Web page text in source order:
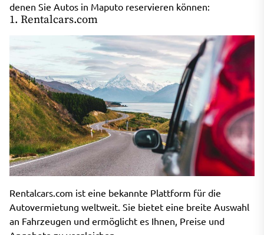
denen Sie Autos in Maputo reservieren können:
1. Rentalcars.com
Rentalcars.com ist eine bekannte Plattform für die
Autovermietung weltweit. Sie bietet eine breite Auswahl
an Fahrzeugen und ermöglicht es Ihnen, Preise und